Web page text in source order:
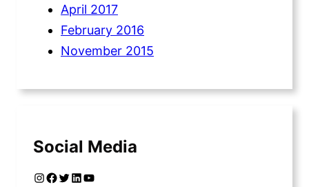
April 2017
February 2016
November 2015
Social Media
InstagramFacebook Twitter LinkedIn YouTube